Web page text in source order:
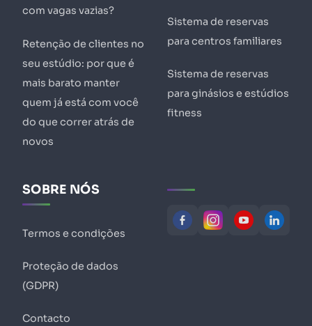
com vagas vazias?
Retenção de clientes no
seu estúdio: por que é
mais barato manter
quem já está com você
do que correr atrás de
novos
Sistema de reservas
para centros familiares
Sistema de reservas
para ginásios e estúdios
fitness
SOBRE NÓS
Termos e condições
Proteção de dados
(GDPR)
Contacto